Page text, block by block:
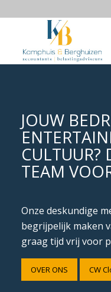
JOUW
CULTUUR?
TEAM
Onze deskundige
begrijpelijk maken
graag tijd vrij voor
OVER ONS CW